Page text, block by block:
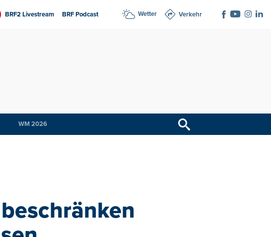
BRF2 Livestream BRF Podcast Wetter Verkehr
WM 2026